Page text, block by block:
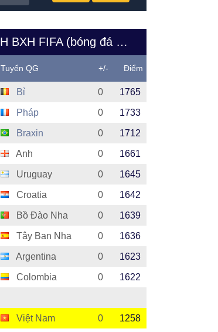
BXH BXH FIFA (bóng đá nam Việt Nam)
Tuyển QG +/- Điểm
Bỉ 0 1765
Pháp 0 1733
Braxin 0 1712
Anh 0 1661
Uruguay 0 1645
Croatia 0 1642
Bồ Đào Nha 0 1639
Tây Ban Nha 0 1636
Argentina 0 1623
Colombia 0 1622
Việt Nam 0 1258